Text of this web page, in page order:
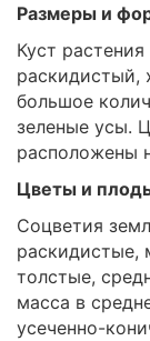
Размеры и
Куст
раскидистый,
большое
зеленые усы.
расположены
Цветы и
Соцветия
раскидистые,
толстые,
масса в
усеченно-